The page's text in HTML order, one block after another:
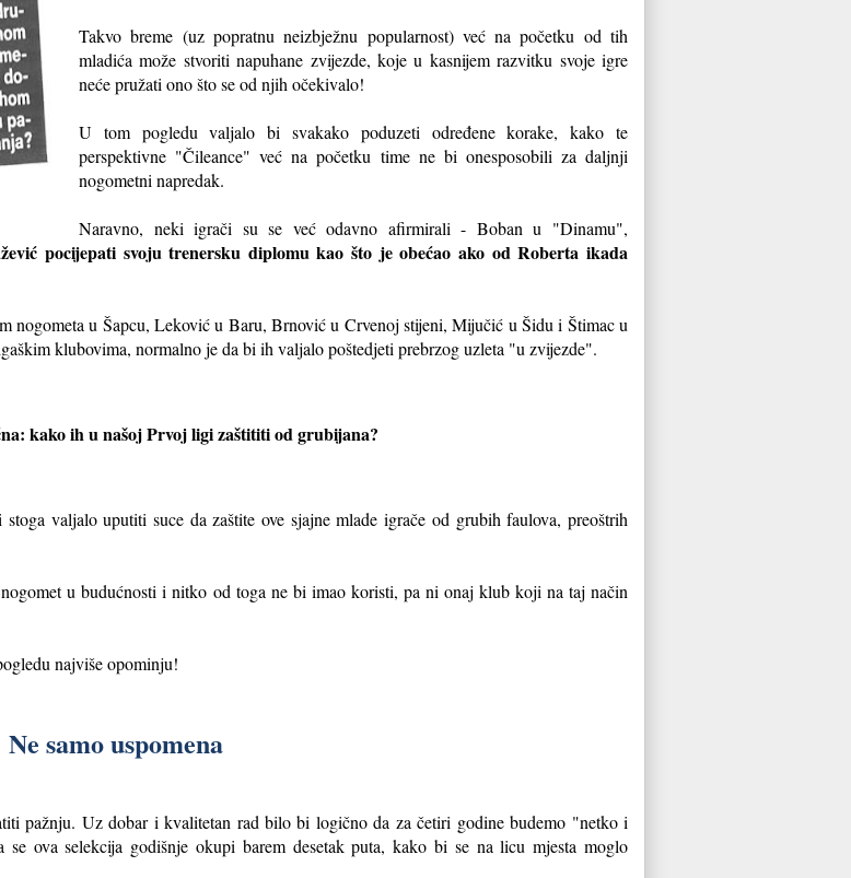
Takvo breme (uz popratnu neizbježnu popularnost) već na početku od tih
mladića može stvoriti napuhane zvijezde, koje u kasnijem razvitku svoje igre
neće pružati ono što se od njih očekivalo!
U tom pogledu valjalo bi svakako poduzeti određene korake, kako te
perspektivne "Čileance" već na početku time ne bi onesposobili za daljnji
nogometni napredak.
Naravno, neki igrači su se već odavno afirmirali - Boban u "Dinamu",
pocijepati svoju trenersku diplomu kao što je obećao ako od Roberta ikada
nogometa u Šapcu, Leković u Baru, Brnović u Crvenoj stijeni, Mijučić u Šidu i Štimac u
klubovima, normalno je da bi ih valjalo poštedjeti prebrzog uzleta "u zvijezde".
kako ih u našoj Prvoj ligi zaštititi od grubijana?
valjalo uputiti suce da zaštite ove sjajne mlade igrače od grubih faulova, preoštrih
u budućnosti i nitko od toga ne bi imao koristi, pa ni onaj klub koji na taj način
najviše opominju!
Ne samo uspomena
pažnju. Uz dobar i kvalitetan rad bilo bi logično da za četiri godine budemo "netko i
ova selekcija godišnje okupi barem desetak puta, kako bi se na licu mjesta moglo